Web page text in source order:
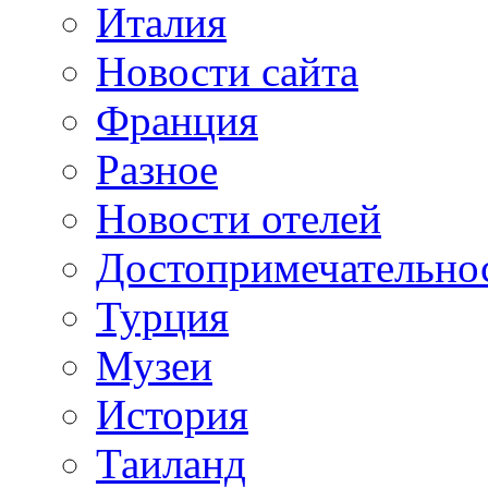
Италия
Новости сайта
Франция
Разное
Новости отелей
Турция
Музеи
История
Таиланд